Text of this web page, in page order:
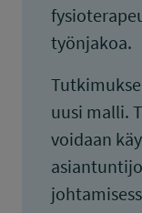
työnjakoa.
uusi malli.
voidaan